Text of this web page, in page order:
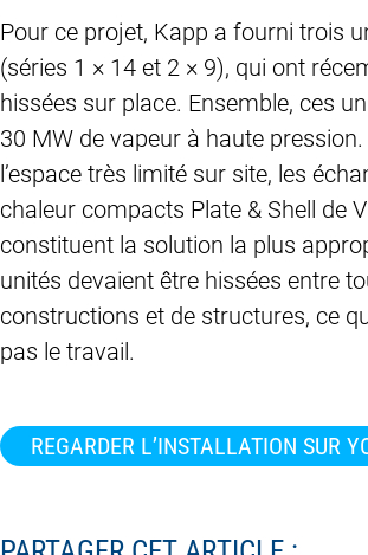
Pour ce projet, Kapp a fourni trois
(séries 1 × 14 et 2 × 9), qui ont
hissées sur place. Ensemble, ces
30 MW de vapeur à haute
l’espace très limité sur site, les
chaleur compacts Plate & Shell de
constituent la solution la plus
unités devaient être hissées entre
constructions et de structures, ce
pas le travail.
REGARDER L’INSTALLATION SUR